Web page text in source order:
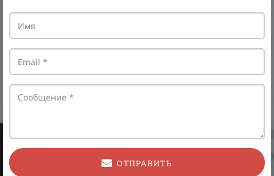
ОТПРАВИТЬ